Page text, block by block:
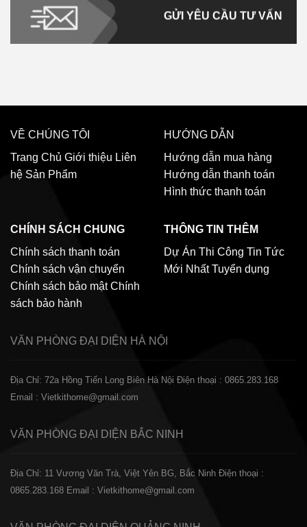
GỬI YÊU CẦU TƯ VẤN
VỀ CHÚNG TÔI
Trang Chủ Giới thiệu Liên
hệ Sản Phẩm
HƯỚNG DẪN
Hướng dẫn mua hàng
Hướng dẫn thanh toán
Hình thức thanh toán
CHÍNH SÁCH CHUNG
Chính sách thanh toán
Chính sách vận chuyển
Chính sách bảo mật Chính
sách bảo hành
THÔNG TIN THÊM
Dự Án Thi Công Tin Tức
Mới Nhất Tuyển dụng
VĂN PHÒNG ĐẠI DIỆN HÀ NỘI
Địa Chỉ: 72a Hồng Tiến Long Biên Hà Nội Điện thoại : 0865.283.168
Email : Vietkithome@gmail.com
VĂN PHÒNG ĐẠI DIỆN BẮC NINH
Địa Chỉ: 11 Vương Văn Trà, Việt Yên BG, Bắc Ninh Điện thoại :
0865.283.168 Email : Vietkithome@gmail.com